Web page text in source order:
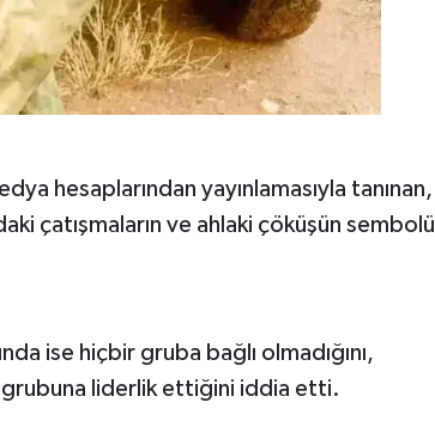
hesaplarından yayınlamasıyla tanınan,
çatışmaların ve ahlaki çöküşün sembolü
ise hiçbir gruba bağlı olmadığını,
grubuna liderlik ettiğini iddia etti.